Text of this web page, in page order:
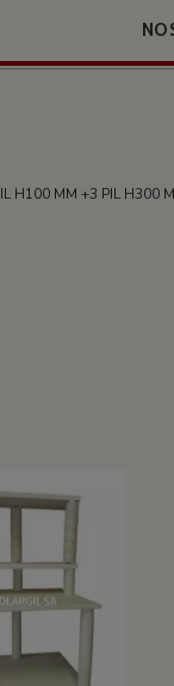
H100 MM +3 PIL H300